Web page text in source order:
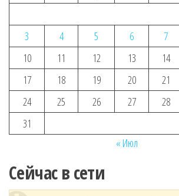
3
4 5 6 7
10
11 12 13 14
17
18 19 20 21
24
25 26 27 28
31
« Июл
Сейчас в сети